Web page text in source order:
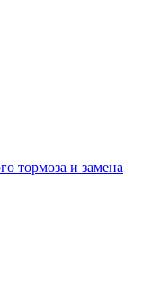
тормоза и замена